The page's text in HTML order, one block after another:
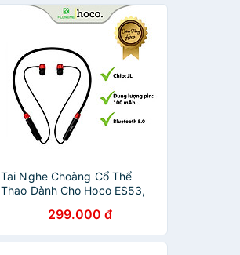
Tai Nghe Choàng Cổ Thể
Thao Dành Cho Hoco ES53,
Âm Thanh Cực Hay, Tinh Tế,
Chất Lượng Cao - Hàng Chính
Hãng
299.000 đ